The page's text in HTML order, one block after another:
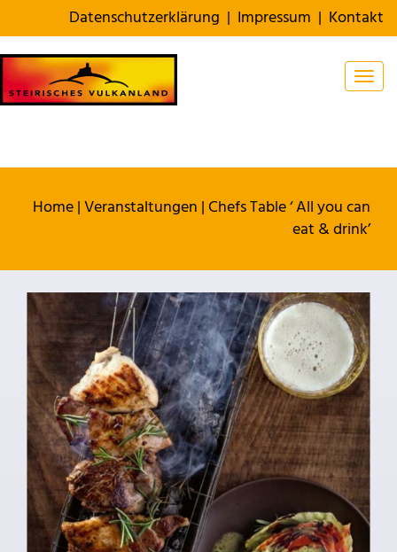
Datenschutzerklärung | Impressum | Kontakt
Home|Veranstaltungen |Chefs Table ‘ All you can
eat & drink’